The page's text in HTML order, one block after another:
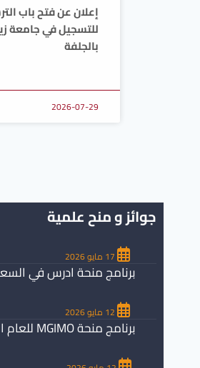
إعلان عن فتح باب
للتسجيل في جامعة
بالجلفة
2026-07-29
جوائز و منح علمية
برنامج منحة ادرس في
برنامج منحة MGIMO للعام الدراسي 2026/2027